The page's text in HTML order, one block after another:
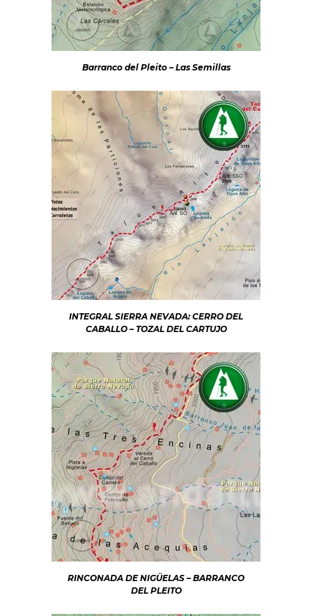
Barranco del Pleito – Las Semillas
INTEGRAL SIERRA NEVADA: CERRO DEL
CABALLO – TOZAL DEL CARTUJO
RINCONADA DE NIGÜELAS – BARRANCO
DEL PLEITO